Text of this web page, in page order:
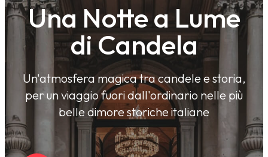
Una Notte a Lume
di Candela
Un'atmosfera magica tra candele e storia,
per un viaggio fuori dall'ordinario nelle più
belle dimore storiche italiane